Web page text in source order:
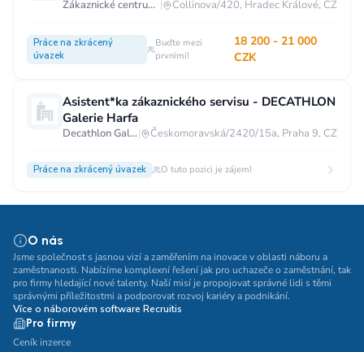
Zákaznické centrum T-Mobile | Collinova/420, Hradec Králové, CZ
Práce na zkrácený
úvazek
Buďte mezi
prvními!
18 200 - 21 000
CZK
Asistent*ka zákaznického servisu - DECATHLON
Galerie Harfa
Decathlon Galerie Harfa| Českomoravská/2420/15a, Praha 9, CZ
Práce na zkrácený úvazek O tuto pozici je zájem!
O nás
Jsme společnost s jasnou vizí a zaměřením na inovace v oblasti náboru a
zaměstnanosti. Nabízíme komplexní řešení jak pro uchazeče o zaměstnání, tak
pro firmy hledající nové talenty. Naší misí je propojovat správné lidi s těmi
správnými příležitostmi a podporovat rozvoj kariéry a podnikání.
Více o náborovém software Recruitis
Pro firmy
Ceník inzerce